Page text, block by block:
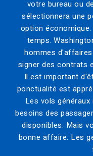
votre bureau ou
sélectionnera une
option
temps.
hommes
signer des contrats
Il est important
ponctualité est
Les vols
besoins des
disponibles. Mais
bonne affaire. Les